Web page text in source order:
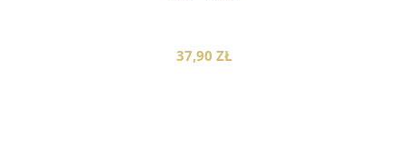
37,90 ZŁ